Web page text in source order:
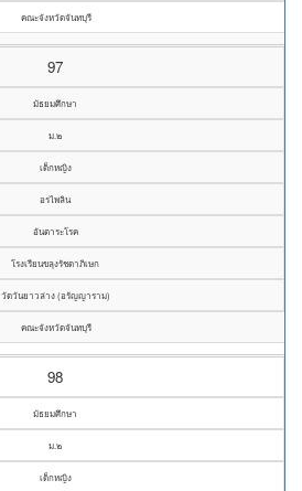
คณะจังหวัดจันทบุรี
97
มัธยมศึกษา
ม.๒
เด็กหญิง
อรไพลิน
อันตาระโรค
โรงเรียนขลุงรัชดาภิเษก
วัดวันยาวล่าง (อรัญญาราม)
คณะจังหวัดจันทบุรี
98
มัธยมศึกษา
ม.๒
เด็กหญิง